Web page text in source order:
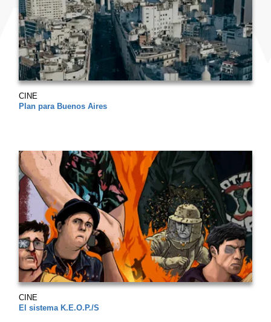
CINE
Plan para Buenos Aires
CINE
El sistema K.E.O.P./S